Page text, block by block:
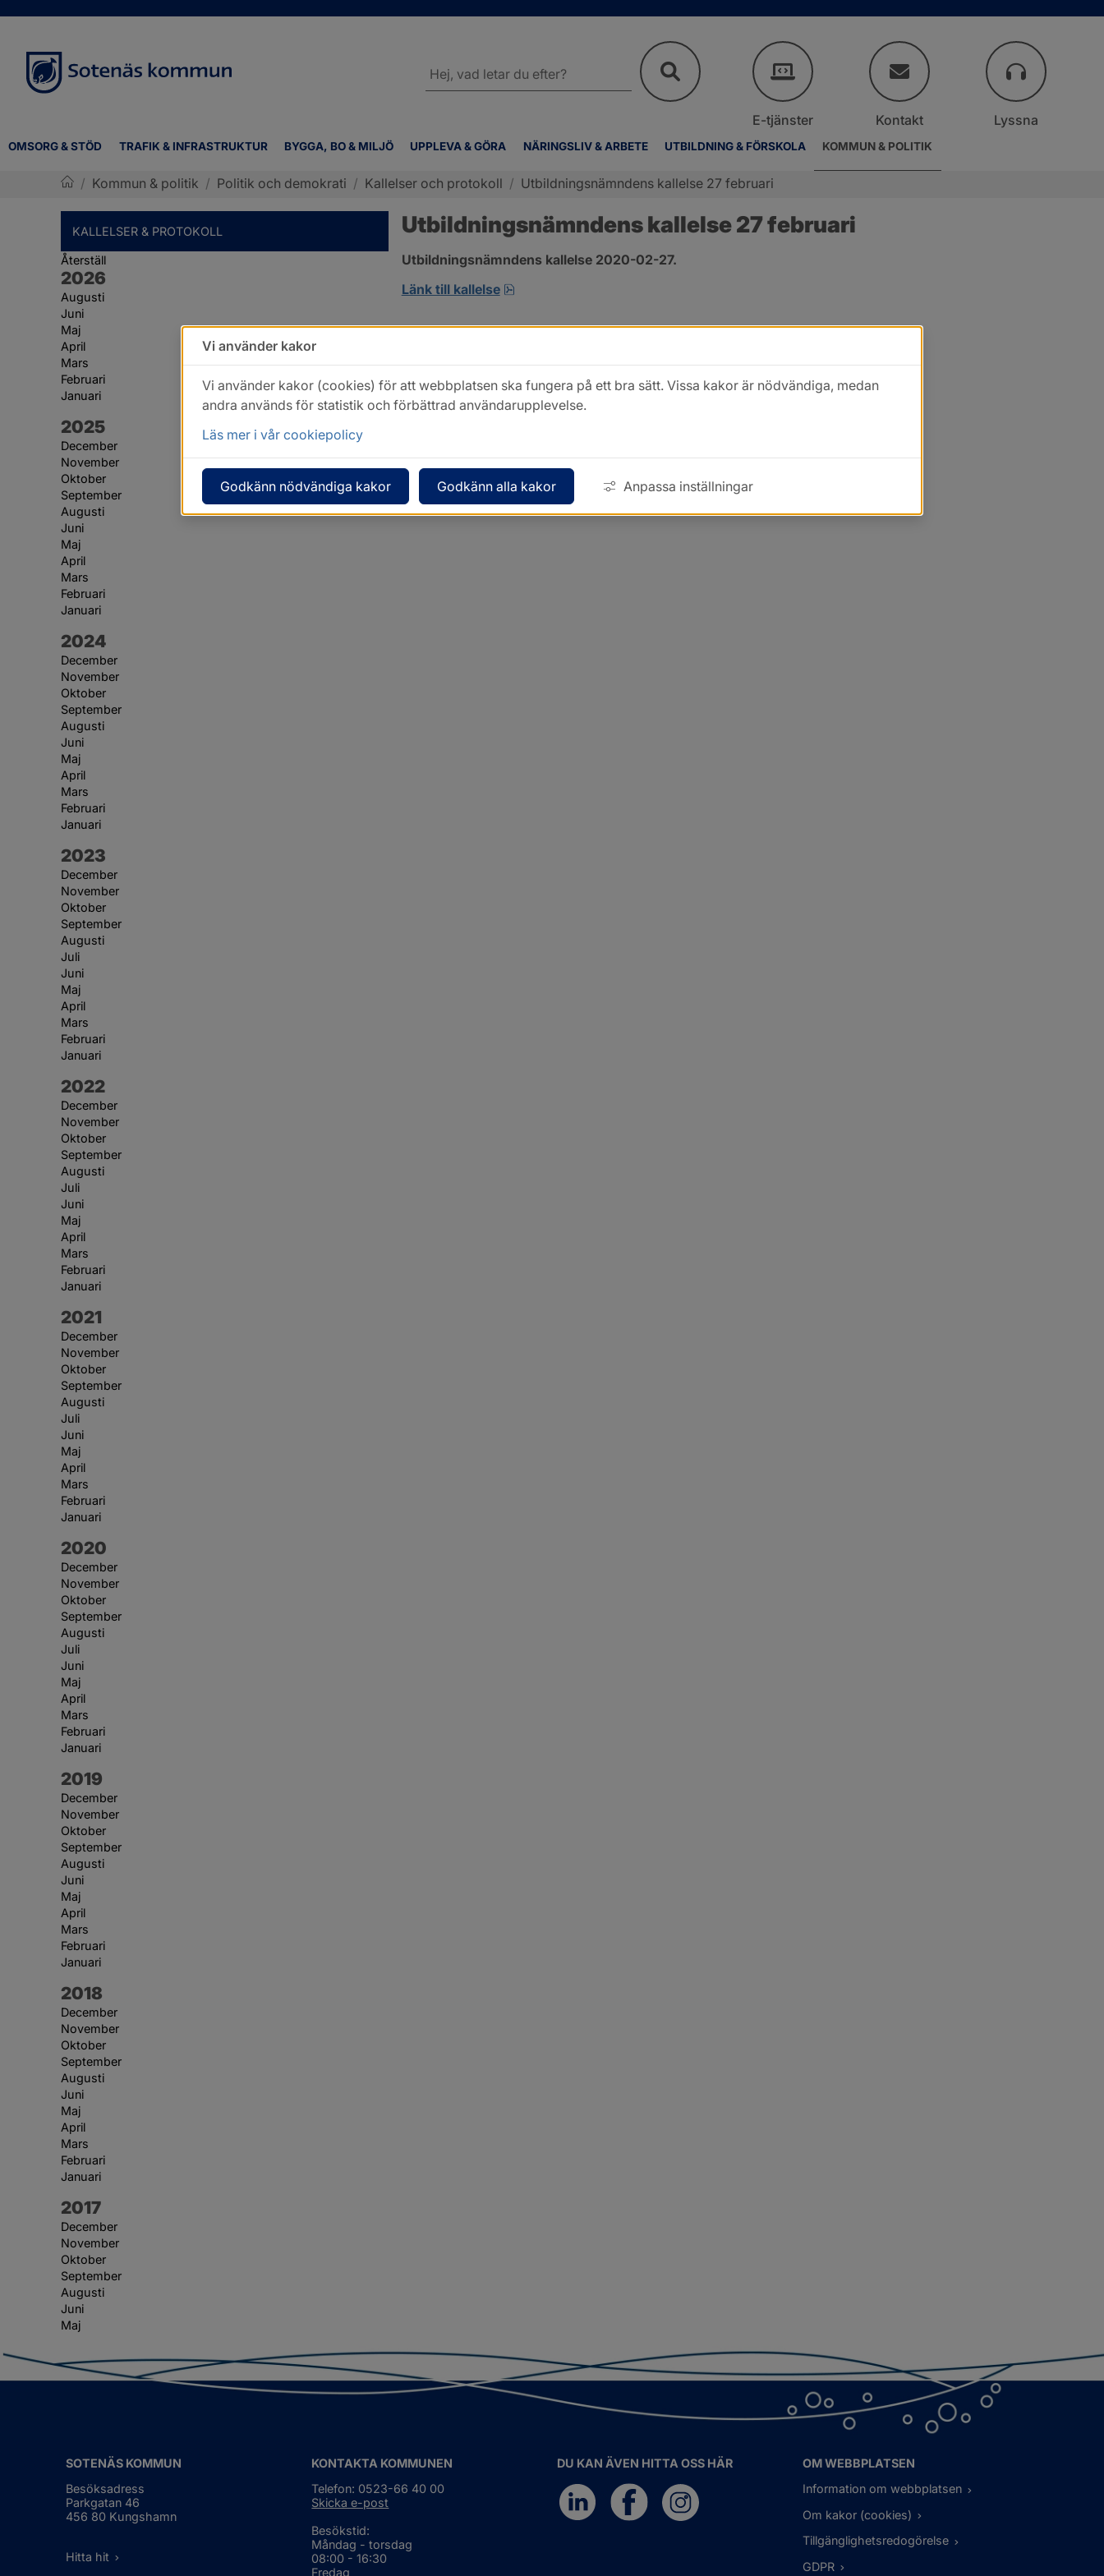
OMSORG & STÖD TRAFIK & INFRASTRUKTUR BYGGA, BO & MILJÖ UPPLEVA & GÖRA NÄRINGSLIV & ARBETE UTBILDNING & FÖRSKOLA KOMMUN & POLITIK
webbplatsen
E-tjänster Kontakt Lyssna
/ Kommun & politik / Politik och demokrati / Kallelser och protokoll / Utbildningsnämndens kallelse 27 februari
KALLELSER & PROTOKOLL
Återställ
År:
2026
Augusti
Juni
Maj
April
Mars
Februari
Januari
År:
2025
December
November
Oktober
September
Augusti
Juni
Maj
April
Mars
Februari
Januari
År:
2024
December
November
Oktober
September
Augusti
Juni
Maj
April
Mars
Februari
Januari
År:
2023
December
November
Oktober
September
Augusti
Juli
Juni
Maj
April
Mars
Februari
Januari
År:
2022
December
November
Oktober
September
Augusti
Juli
Juni
Maj
April
Mars
Februari
Januari
År:
2021
December
November
Oktober
September
Augusti
Juli
Juni
Maj
April
Mars
Februari
Januari
År:
2020
December
November
Oktober
September
Augusti
Juli
Juni
Maj
April
Mars
Februari
Januari
År:
2019
December
November
Oktober
September
Augusti
Juni
Maj
April
Mars
Februari
Januari
År:
2018
December
November
Oktober
September
Augusti
Juni
Maj
April
Mars
Februari
Januari
År:
2017
December
November
Oktober
September
Augusti
Juni
Maj
Utbildningsnämndens kallelse 27 februari
Utbildningsnämndens kallelse 2020-02-27.
Länk till kallelse
pdf, öppnas i nytt fönster.
SOTENÄS KOMMUN
Besöksadress
Parkgatan 46
456 80 Kungshamn
Hitta hit
KONTAKTA KOMMUNEN
Telefon: 0523-66 40 00
Skicka e-post
Besökstid:
Måndag - torsdag
08:00 - 16:30
Fredag
DU KAN ÄVEN HITTA OSS HÄR
OM WEBBPLATSEN
Information om webbplatsen
Om kakor (cookies)
Tillgänglighetsredogörelse
GDPR
Vi använder kakor
Vi använder kakor (cookies) för att webbplatsen ska fungera på ett bra sätt. Vissa kakor är nödvändiga, medan
andra används för statistik och förbättrad användarupplevelse.
Läs mer i vår cookiepolicy
Godkänn nödvändiga kakor Godkänn alla kakor Anpassa inställningar